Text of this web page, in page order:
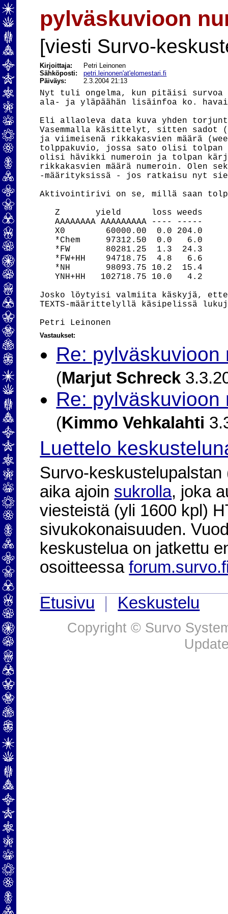
pylväskuvioon
[viesti Survo-
Kirjoittaja:
Petri Leinonen
Sähköposti:petri.leinonen'at'elomestari.fi
Päiväys:
2.3.2004 21:13
Nyt tuli ongelma, kun pitäisi survoa
ala- ja yläpäähän lisäinfoa ko.
Eli allaoleva data kuva yhden
Vasemmalla käsittelyt, sitten
ja viimeisenä rikkakasvien määrä
tolppakuvio, jossa sato olisi tolpan
olisi hävikki numeroin ja tolpan
rikkakasvien määrä numeroin. Olen
-määrityksissä - jos ratkaisu nyt
Aktivointirivi on se, millä saan
   Z       yield      loss weeds
   AAAAAAAA AAAAAAAAA ---- -----
   X0        60000.00  0.0 204.0
   *Chem     97312.50  0.0   6.0
   *FW       80281.25  1.3  24.3
   *FW+HH    94718.75  4.8   6.6
   *NH       98093.75 10.2  15.4
   YNH+HH   102718.75 10.0   4.2
Josko löytyisi valmiita käskyjä,
TEXTS-määrittelyllä käsipelissä
Vastaukset:
Re:
(Marjut Schreck
Re:
(Kimmo Vehkalahti
Luettelo
Survo-
aika ajoin sukrolla, joka
viesteistä (yli 1600 kpl)
sivukokonaisuuden.
keskustelua on jatkettu
osoitteessa
Etusivu
Keskustelu
Copyright © Survo